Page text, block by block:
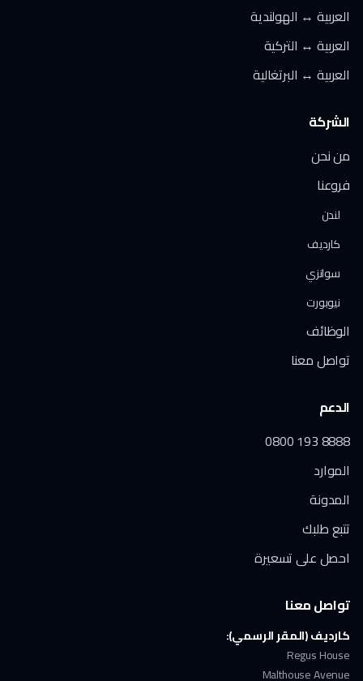
العربية ↔ الهولندية
العربية ↔ التركية
العربية ↔ البرتغالية
الشركة
من نحن
فروعنا
لندن
كارديف
سوانزي
نيوبورت
الوظائف
تواصل معنا
الدعم
0800 193 8888
الموارد
المدونة
تتبع طلبك
احصل على تسعيرة
تواصل معنا
كارديف (المقر الرسمي):
Regus House
Malthouse Avenue